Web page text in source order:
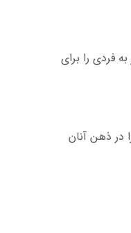
فردی را برای
در ذهن آنان